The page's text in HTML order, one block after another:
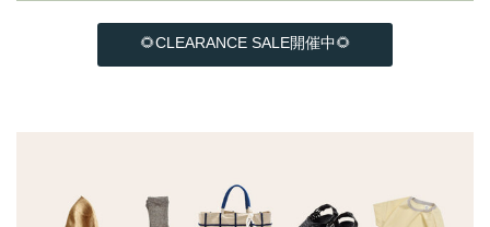
🌻CLEARANCE SALE開催中🌻